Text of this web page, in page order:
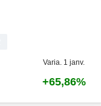
Varia. 1 janv.
+65,86%